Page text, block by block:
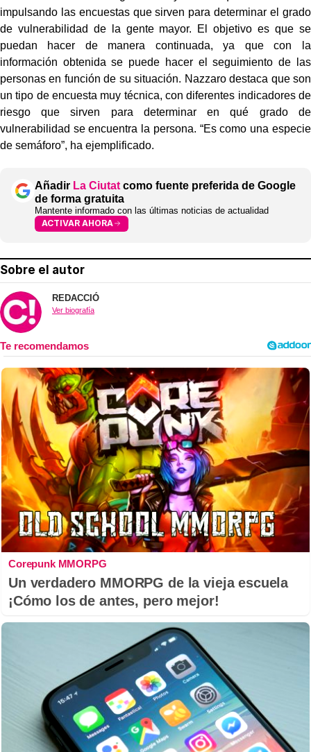
impulsando las encuestas que sirven para determinar el grado
de vulnerabilidad de la gente mayor. El objetivo es que se
puedan hacer de manera continuada, ya que con la
información obtenida se puede hacer el seguimiento de las
personas en función de su situación. Nazzaro destaca que son
un tipo de encuesta muy técnica, con diferentes indicadores de
riesgo que sirven para determinar en qué grado de
vulnerabilidad se encuentra la persona. “Es como una especie
de semáforo”, ha ejemplificado.
Añadir La Ciutat como fuente preferida de Google
de forma gratuita
Mantente informado con las últimas noticias de actualidad
ACTIVAR AHORA
Sobre el autor
REDACCIÓ
Ver biografía
Corepunk MMORPG
Un verdadero MMORPG de la vieja escuela
¡Cómo los de antes, pero mejor!